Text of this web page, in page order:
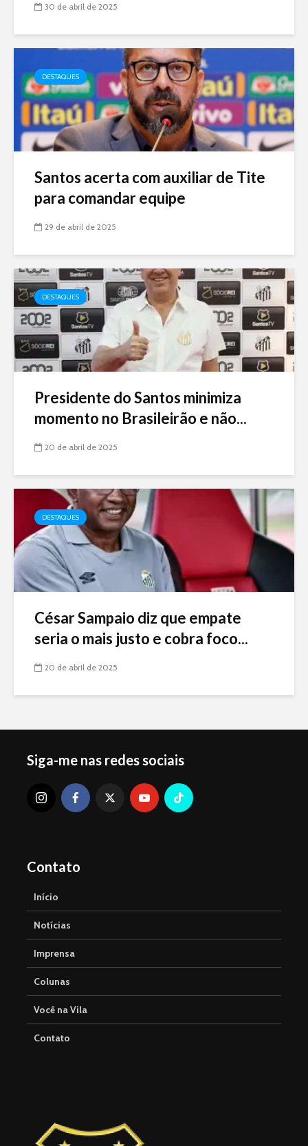
30 de abril de 2025
DESTAQUES
Santos acerta com auxiliar de Tite
para comandar equipe
29 de abril de 2025
DESTAQUES
Presidente do Santos minimiza
momento no Brasileirão e não...
20 de abril de 2025
DESTAQUES
César Sampaio diz que empate
seria o mais justo e cobra foco...
20 de abril de 2025
Siga-me nas redes sociais
Contato
Início
Notícias
Imprensa
Colunas
Você na Vila
Contato